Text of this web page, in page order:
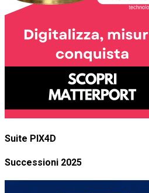
Suite PIX4D
Successioni 2025